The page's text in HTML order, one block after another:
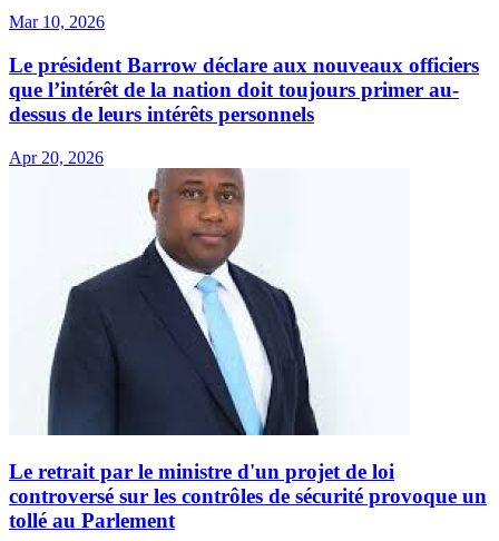
Mar 10, 2026
Le président Barrow déclare aux nouveaux officiers
que l’intérêt de la nation doit toujours primer au-
dessus de leurs intérêts personnels
Apr 20, 2026
Le retrait par le ministre d'un projet de loi
controversé sur les contrôles de sécurité provoque un
tollé au Parlement